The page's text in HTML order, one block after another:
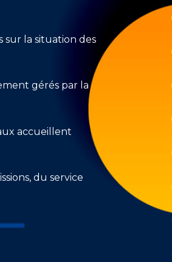
sur la situation des
gérés par la
accueillent
du service